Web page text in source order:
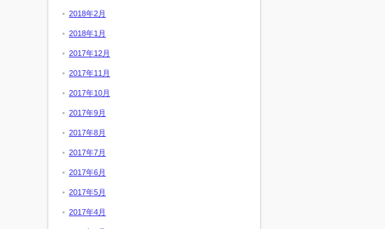
2018年2月
2018年1月
2017年12月
2017年11月
2017年10月
2017年9月
2017年8月
2017年7月
2017年6月
2017年5月
2017年4月